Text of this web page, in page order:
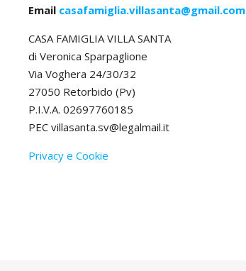
Email casafamiglia.villasanta@gmail.com
CASA FAMIGLIA VILLA SANTA
di Veronica Sparpaglione
Via Voghera 24/30/32
27050 Retorbido (Pv)
P.I.V.A. 02697760185
PEC villasanta.sv@legalmail.it
Privacy e Cookie